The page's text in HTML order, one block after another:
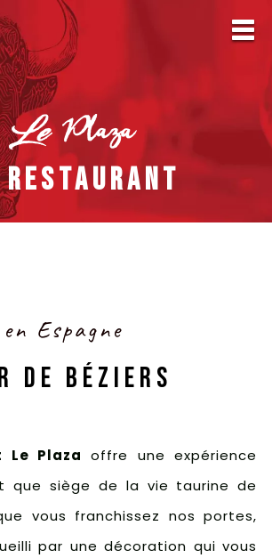
Espagne
DE BÉZIERS
Le Plaza offre une expérience
que siège de la vie taurine de
vous franchissez nos portes,
par une décoration qui vous